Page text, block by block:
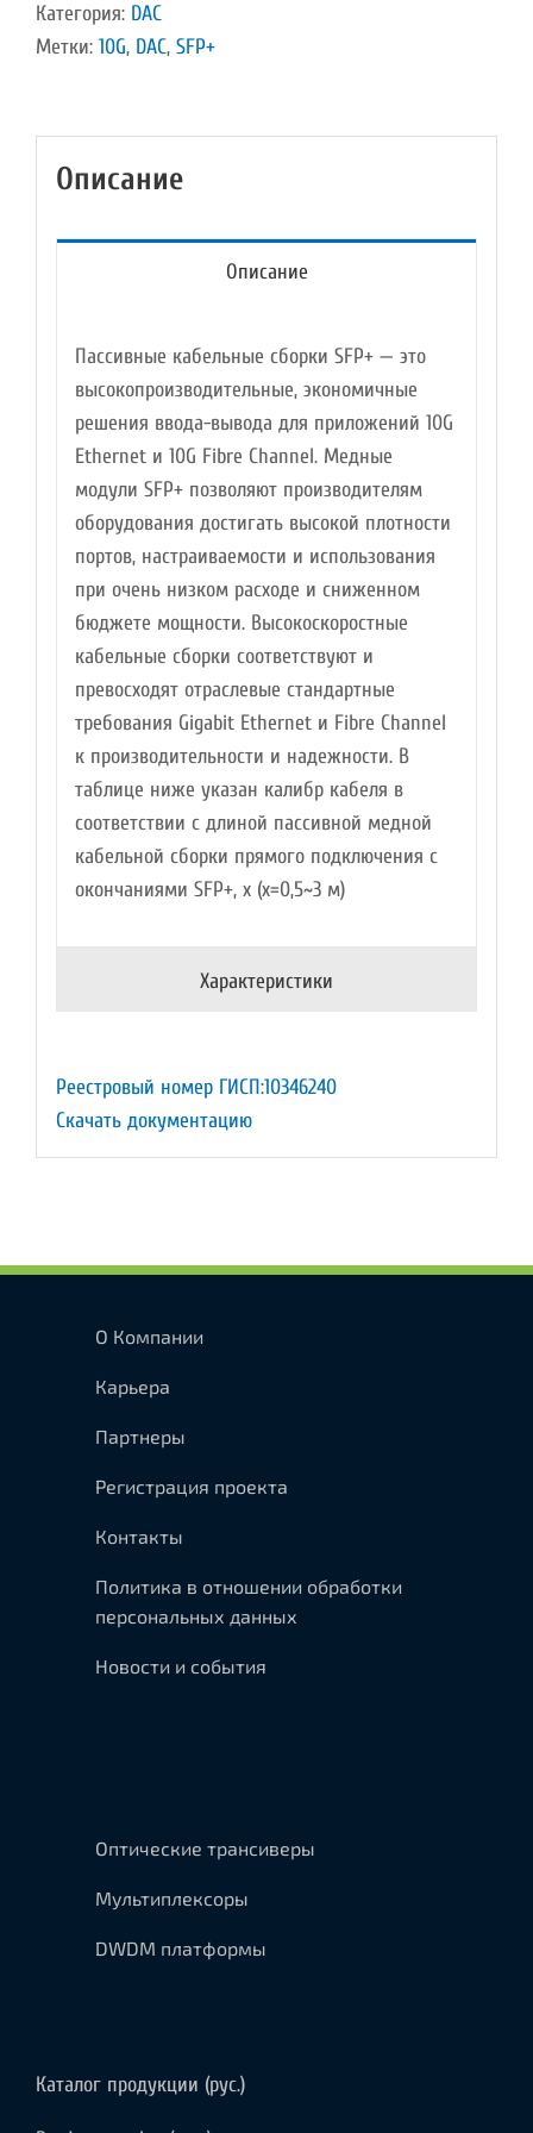
медный
10G
,
2
Категория: DAC
Метки: 10G, DAC, SFP+
Описание
Описание
Пассивные кабельные сборки SFP+ — это
высокопроизводительные, экономичные
решения ввода-вывода для приложений 10G
Ethernet и 10G Fibre Channel. Медные
модули SFP+ позволяют производителям
оборудования достигать высокой плотности
портов, настраиваемости и использования
при очень низком расходе и сниженном
бюджете мощности. Высокоскоростные
кабельные сборки соответствуют и
превосходят отраслевые стандартные
требования Gigabit Ethernet и Fibre Channel
к производительности и надежности. В
таблице ниже указан калибр кабеля в
соответствии с длиной пассивной медной
кабельной сборки прямого подключения с
окончаниями SFP+, x (x=0,5~3 м)
Характеристики
Реестровый номер ГИСП:10346240
Скачать документацию
О Компании
Карьера
Партнеры
Регистрация проекта
Контакты
Политика в отношении обработки
персональных данных
Новости и события
Оптические трансиверы
Мультиплексоры
DWDM платформы
Каталог продукции (рус.)